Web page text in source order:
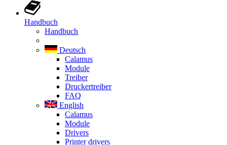
Handbuch
Handbuch
Deutsch
Calamus
Module
Treiber
Druckertreiber
FAQ
English
Calamus
Module
Drivers
Printer drivers